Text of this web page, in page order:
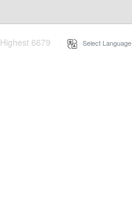
Highest 6679 Select Language